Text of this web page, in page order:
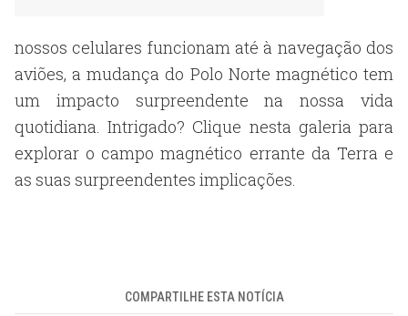
nossos celulares funcionam até à navegação dos
aviões, a mudança do Polo Norte magnético tem
um impacto surpreendente na nossa vida
quotidiana. Intrigado? Clique nesta galeria para
explorar o campo magnético errante da Terra e
as suas surpreendentes implicações.
COMPARTILHE ESTA NOTÍCIA